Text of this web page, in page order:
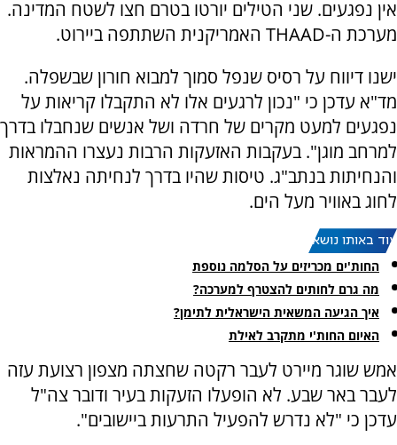
אין נפגעים. שני הטילים יורטו בטרם חצו לשטח המדינה.
מערכת ה-THAAD האמריקנית השתתפה ביירוט.
ישנו דיווח על רסיס שנפל סמוך למבוא חורון שבשפלה.
מד"א עדכן כי "נכון לרגעים אלו לא התקבלו קריאות על
נפגעים למעט מקרים של חרדה ושל אנשים שנחבלו בדרך
למרחב מוגן". בעקבות האזעקות הרבות נעצרו ההמראות
והנחיתות בנתב"ג. טיסות שהיו בדרך לנחיתה נאלצות
לחוג באוויר מעל הים.
עוד באותו נושא:
החות'ים מכריזים על הסלמה נוספת
מה גרם לחותים להצטרף למערכה?
איך הגיעה המשאית הישראלית לתימן?
האיום החות'י מתקרב לאילת
אמש שוגר מיירט לעבר רקטה שחצתה מצפון רצועת עזה
לעבר באר שבע. לא הופעלו הזעקות בעיר ודובר צה"ל
עדכן כי "לא נדרש להפעיל התרעות ביישובים".